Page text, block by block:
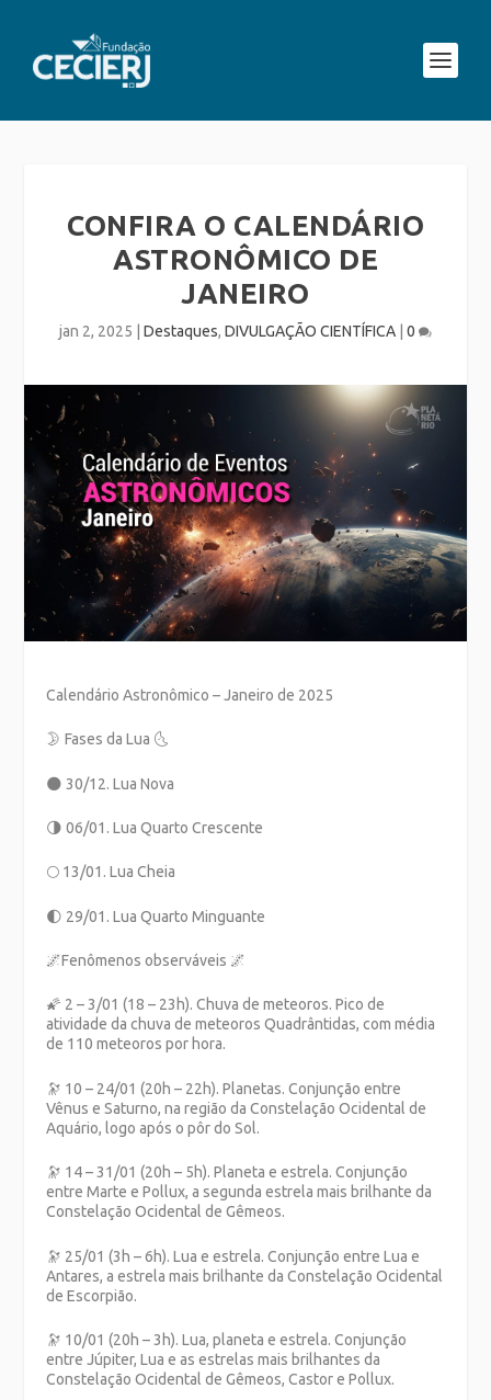
CONFIRA O CALENDÁRIO
ASTRONÔMICO DE
JANEIRO
jan 2, 2025 Destaques, DIVULGAÇÃO CIENTÍFICA 0
Calendário Astronômico – Janeiro de 2025
🌛 Fases da Lua 🌜
🌑 30/12. Lua Nova
🌗 06/01. Lua Quarto Crescente
🌕 13/01. Lua Cheia
🌓 29/01. Lua Quarto Minguante
🌌Fenômenos observáveis 🌌
🌠 2 – 3/01 (18 – 23h). Chuva de meteoros. Pico de
atividade da chuva de meteoros Quadrântidas, com média
de 110 meteoros por hora.
🔭 10 – 24/01 (20h – 22h). Planetas. Conjunção entre
Vênus e Saturno, na região da Constelação Ocidental de
Aquário, logo após o pôr do Sol.
🔭 14 – 31/01 (20h – 5h). Planeta e estrela. Conjunção
entre Marte e Pollux, a segunda estrela mais brilhante da
Constelação Ocidental de Gêmeos.
🔭 25/01 (3h – 6h). Lua e estrela. Conjunção entre Lua e
Antares, a estrela mais brilhante da Constelação Ocidental
de Escorpião.
🔭 10/01 (20h – 3h). Lua, planeta e estrela. Conjunção
entre Júpiter, Lua e as estrelas mais brilhantes da
Constelação Ocidental de Gêmeos, Castor e Pollux.